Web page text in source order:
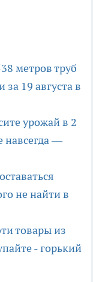
метров труб
19 августа в
урожай в 2
навсегда —
не найти в
товары из
- горький